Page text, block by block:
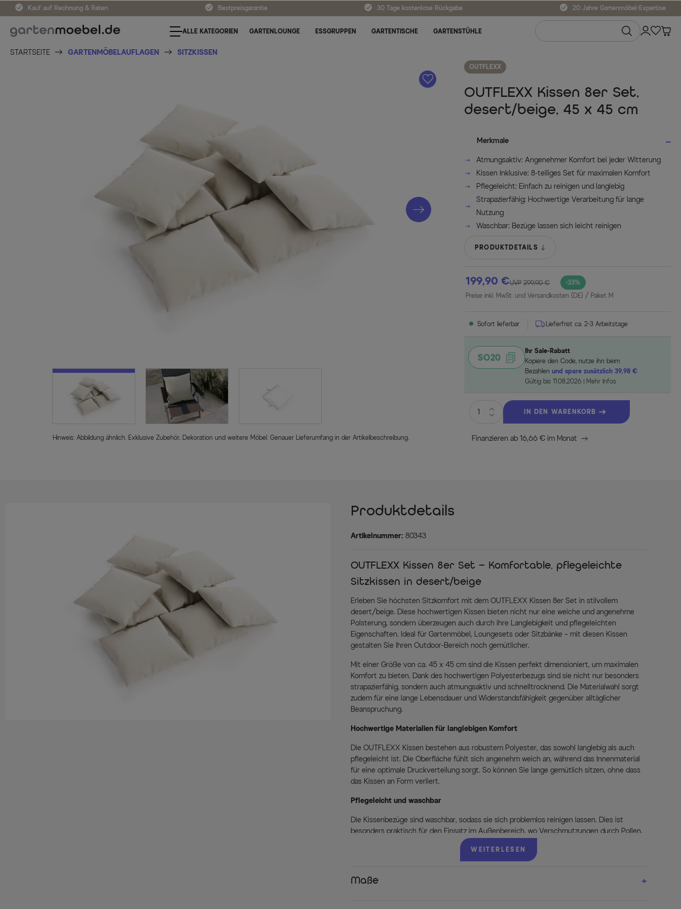
Kauf auf Rechnung & Raten Bestpreisgarantie 30 Tage kostenlose Rückgabe 20 Jahre Gartenmöbel-Expertise
ALLE KATEGORIEN GARTENLOUNGE ESSGRUPPEN GARTENTISCHE GARTENSTÜHLE
STARTSEITE GARTENMÖBELAUFLAGEN SITZKISSEN
A
Hinweis: Abbildung ähnlich. Exklusive Zubehör, Dekoration und weitere Möbel. Genauer Lieferumfang in der Artikelbeschreibung.
OUTFLEXX
OUTFLEXX Kissen 8er Set,
desert/beige, 45 x 45 cm
Merkmale
Atmungsaktiv: Angenehmer Komfort bei jeder Witterung
Kissen Inklusive: 8-teiliges Set für maximalen Komfort
Pflegeleicht: Einfach zu reinigen und langlebig
Strapazierfähig: Hochwertige Verarbeitung für lange
Nutzung
Waschbar: Bezüge lassen sich leicht reinigen
PRODUKTDETAILS
199,90 € -33%
UVP 299,90 €
Preise inkl. MwSt. und Versandkosten (DE) / Paket M
Sofort lieferbar Lieferfrist ca. 2-3 Arbeitstage
SO20
Ihr Sale-Rabatt
Kopiere den Code, nutze ihn beim
Bezahlenund spare zusätzlich 39,98 €
Gültig bis 11.08.2026
Mehr Infos
IN DEN WARENKORB
Finanzieren ab 16,66 € im Monat
Produktdetails
Artikelnummer: 80343
OUTFLEXX Kissen 8er Set – Komfortable, pflegeleichte
Sitzkissen in desert/beige
Erleben Sie höchsten Sitzkomfort mit dem OUTFLEXX Kissen 8er Set in stilvollem
desert/beige. Diese hochwertigen Kissen bieten nicht nur eine weiche und angenehme
Polsterung, sondern überzeugen auch durch ihre Langlebigkeit und pflegeleichten
Eigenschaften. Ideal für Gartenmöbel, Loungesets oder Sitzbänke – mit diesen Kissen
gestalten Sie Ihren Outdoor-Bereich noch gemütlicher.
Mit einer Größe von ca. 45 x 45 cm sind die Kissen perfekt dimensioniert, um maximalen
Komfort zu bieten. Dank des hochwertigen Polyesterbezugs sind sie nicht nur besonders
strapazierfähig, sondern auch atmungsaktiv und schnelltrocknend. Die Materialwahl sorgt
zudem für eine lange Lebensdauer und Widerstandsfähigkeit gegenüber alltäglicher
Beanspruchung.
Hochwertige Materialien für langlebigen Komfort
Die OUTFLEXX Kissen bestehen aus robustem Polyester, das sowohl langlebig als auch
pflegeleicht ist. Die Oberfläche fühlt sich angenehm weich an, während das Innenmaterial
für eine optimale Druckverteilung sorgt. So können Sie lange gemütlich sitzen, ohne dass
das Kissen an Form verliert.
Pflegeleicht und waschbar
Die Kissenbezüge sind waschbar, sodass sie sich problemlos reinigen lassen. Dies ist
besonders praktisch für den Einsatz im Außenbereich, wo Verschmutzungen durch Pollen,
Staub oder andere Umwelteinflüsse auftreten können. Einfach bei niedriger Temperatur
waschen, und Ihre Kissen sehen aus wie neu.WEITERLESEN
Maße